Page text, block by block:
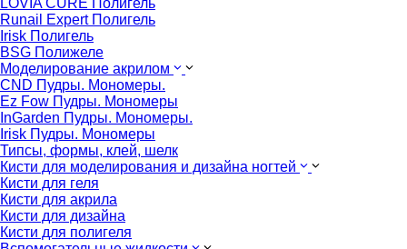
LOVIA CURE Полигель
Runail Expert Полигель
Irisk Полигель
BSG Полижеле
Моделирование акрилом
CND Пудры. Мономеры.
Ez Fow Пудры. Мономеры
InGarden Пудры. Мономеры.
Irisk Пудры. Мономеры
Типсы, формы, клей, шелк
Кисти для моделирования и дизайна ногтей
Кисти для геля
Кисти для акрила
Кисти для дизайна
Кисти для полигеля